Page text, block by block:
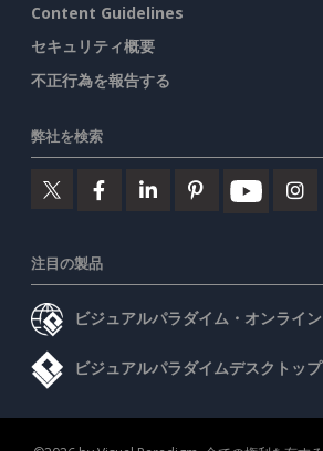
Content Guidelines
セキュリティ概要
不正行為を報告する
弊社を検索
注目の製品
ビジュアルパラダイム・オンライン
ビジュアルパラダイムデスクトップ